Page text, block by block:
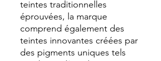
teintes traditionnelles
éprouvées, la marque
comprend également des
teintes innovantes créées par
des pigments uniques tels